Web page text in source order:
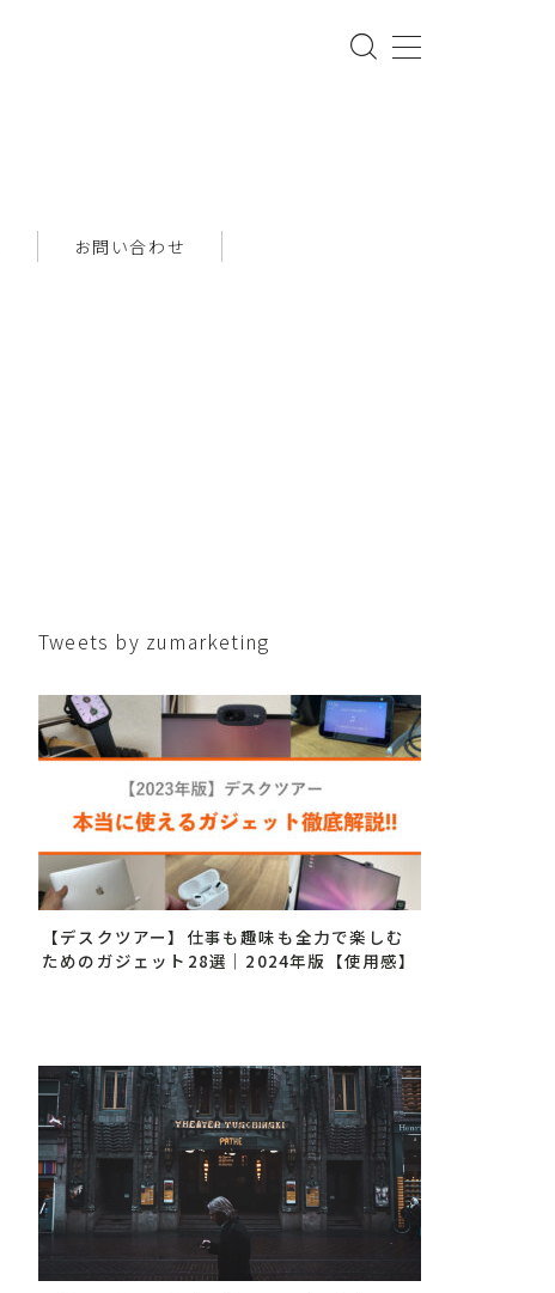
お問い合わせ
Tweets by zumarketing
【デスクツアー】仕事も趣味も全力で楽しむ
ためのガジェット28選｜2024年版【使用感】